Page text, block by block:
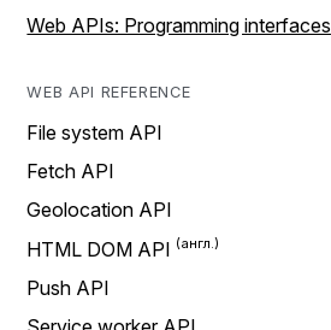
Web APIs: Programming interfaces
WEB API REFERENCE
File system API
Fetch API
Geolocation API
HTML DOM API
Push API